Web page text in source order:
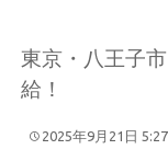
東京・八王子
給！
2025年9月21日